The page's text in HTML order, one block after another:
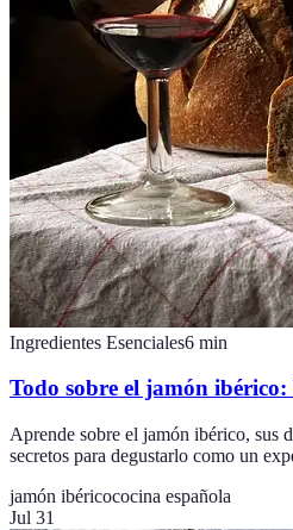
Ingredientes Esenciales6 min
Todo sobre el jamón ibérico:
Aprende sobre el jamón ibérico, sus
secretos para degustarlo como un
jamón ibéricococina española
Jul 31